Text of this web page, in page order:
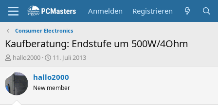
Anmelden Registrieren
Consumer Electronics
Kaufberatung: Endstufe um 500W/4Ohm
E
s
t
e
hallo2000
E
s
e
11. Juli 2013
hallo2000
New member